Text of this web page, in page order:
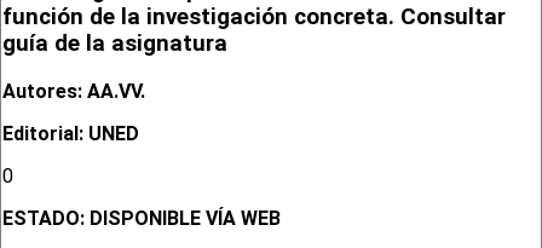
función de la investigación concreta. Consultar
guía de la asignatura
Autores: AA.VV.
Editorial: UNED
0
ESTADO: DISPONIBLE VÍA WEB